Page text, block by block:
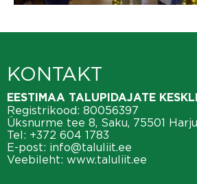
KONTAKT
EESTIMAA TALUPIDAJATE
Registrikood: 80056397
Üksnurme tee 8, Saku, 75501
Tel: +372 604 1783
E-post: info@taluliit.ee
Veebileht: www.taluliit.ee